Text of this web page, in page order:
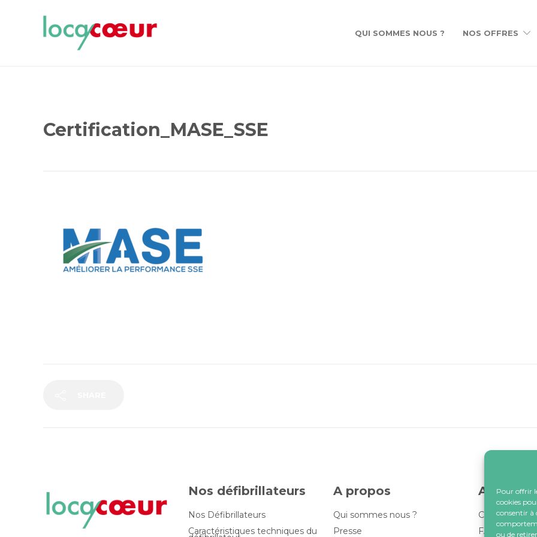
Pour offrir
cookies
consentir à
ou de
QUI SOMMES NOUS ? NOS OFFRES
Certification_MASE_SSE
Nos défibrillateurs
Nos Défibrillateurs
Caractéristiques techniques du
A propos
Qui sommes nous ?
Presse
Contactez-
FAQ